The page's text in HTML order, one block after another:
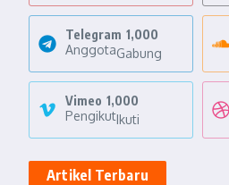
Telegram 1,000
AnggotaGabung
Vimeo 1,000
PengikutIkuti
Artikel Terbaru